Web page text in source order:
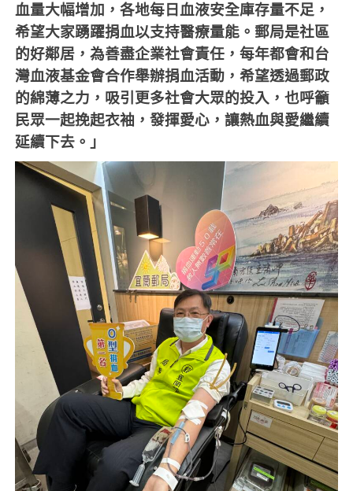
血量大幅增加，各地每日血液安全庫存量不足，
希望大家踴躍捐血以支持醫療量能。郵局是社區
的好鄰居，為善盡企業社會責任，每年都會和台
灣血液基金會合作舉辦捐血活動，希望透過郵政
的綿薄之力，吸引更多社會大眾的投入，也呼籲
民眾一起挽起衣袖，發揮愛心，讓熱血與愛繼續
延續下去。」